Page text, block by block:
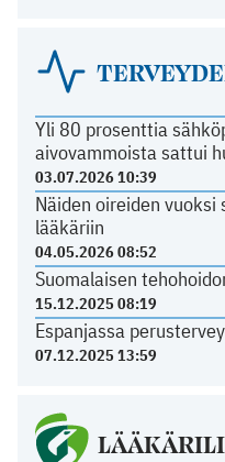
Yli 80 prosenttia
aivovammoista sattui
03.07.2026 10:39
Näiden oireiden
lääkäriin
04.05.2026 08:52
Suomalaisen
15.12.2025 08:19
Espanjassa
07.12.2025 13:59